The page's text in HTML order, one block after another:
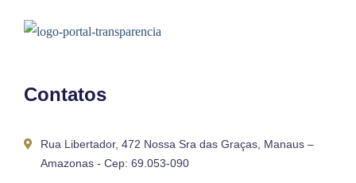
Contatos
Rua Libertador, 472 Nossa Sra das Graças, Manaus –
Amazonas - Cep: 69.053-090